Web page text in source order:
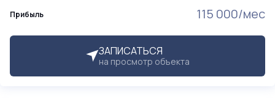
Прибыль 115 000/мес
ЗАПИСАТЬСЯ
на просмотр объекта